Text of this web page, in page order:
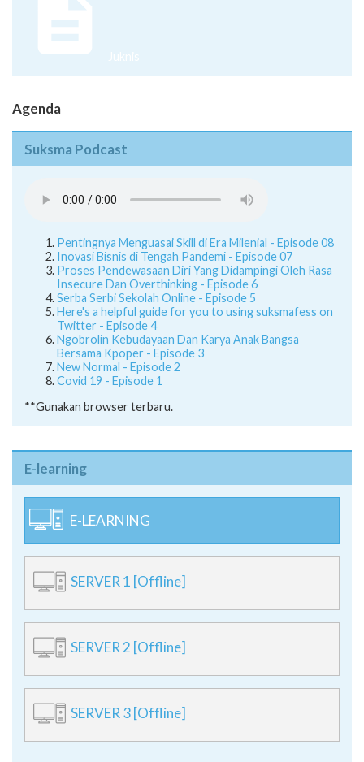
Juknis
Agenda
Suksma Podcast
Pentingnya Menguasai Skill di Era Milenial - Episode 08
Inovasi Bisnis di Tengah Pandemi - Episode 07
Proses Pendewasaan Diri Yang Didampingi Oleh Rasa
Insecure Dan Overthinking - Episode 6
Serba Serbi Sekolah Online - Episode 5
Here's a helpful guide for you to using suksmafess on
Twitter - Episode 4
Ngobrolin Kebudayaan Dan Karya Anak Bangsa
Bersama Kpoper - Episode 3
New Normal - Episode 2
Covid 19 - Episode 1
**Gunakan browser terbaru.
E-learning
E-LEARNING
SERVER 1 [Offline]
SERVER 2 [Offline]
SERVER 3 [Offline]